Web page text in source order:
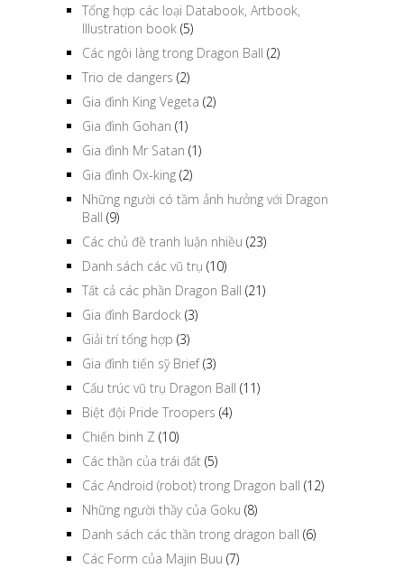
Tổng hợp các loại Databook, Artbook,
Illustration book (5)
Các ngôi làng trong Dragon Ball (2)
Trio de dangers (2)
Gia đình King Vegeta (2)
Gia đình Gohan (1)
Gia đình Mr Satan (1)
Gia đình Ox-king (2)
Những người có tầm ảnh hưởng với Dragon
Ball (9)
Các chủ đề tranh luận nhiều (23)
Danh sách các vũ trụ (10)
Tất cả các phần Dragon Ball (21)
Gia đình Bardock (3)
Giải trí tổng hợp (3)
Gia đình tiến sỹ Brief(3)
Cấu trúc vũ trụ Dragon Ball (11)
Biệt đội Pride Troopers (4)
Chiến binh Z (10)
Các thần của trái đất (5)
Các Android (robot) trong Dragon ball (12)
Những người thầy của Goku (8)
Danh sách các thần trong dragon ball (6)
Các Form của Majin Buu (7)